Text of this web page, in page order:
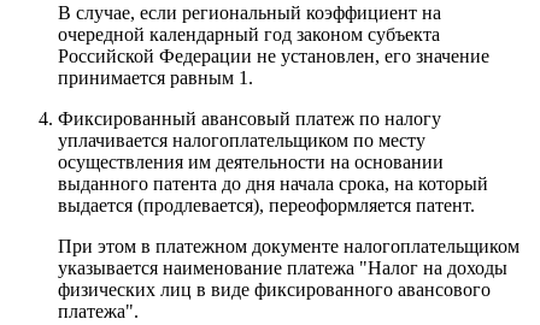
В случае, если региональный коэффициент на
очередной календарный год законом субъекта
Российской Федерации не установлен, его значение
принимается равным 1.
Фиксированный авансовый платеж по налогу
уплачивается налогоплательщиком по месту
осуществления им деятельности на основании
выданного патента до дня начала срока, на который
выдается (продлевается), переоформляется патент.
При этом в платежном документе налогоплательщиком
указывается наименование платежа "Налог на доходы
физических лиц в виде фиксированного авансового
платежа".